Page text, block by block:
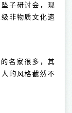
子研讨会，现
非物质文化遗
名家很多，其
的风格截然不
。